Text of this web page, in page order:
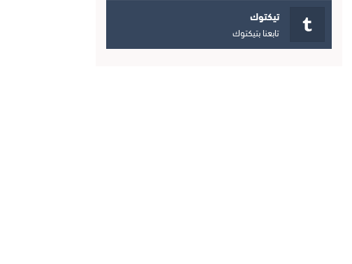
تيكتوك
تابعنا بتيكتوك